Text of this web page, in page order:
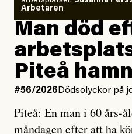
Vem är det som Dagens
Vad betyder det att vara en
tidning?
Vad är bra journalistik?
Ett försök till korta svar
så säger jag tvärtemot.
Jag lärde mig renovera
enligt uråldrig metod
och lade min sista ungdom
på att laga en gammal bod.
Jag sökte ljuset och
Arbetaren
Man död
Piteå hamn
#56/2026 Dödsolyckor på
Piteå: En man i 60 års-
måndagen efter att ha